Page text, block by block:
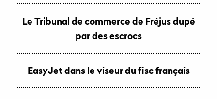
Le Tribunal de commerce de Fréjus dupé
par des escrocs
EasyJet dans le viseur du fisc français